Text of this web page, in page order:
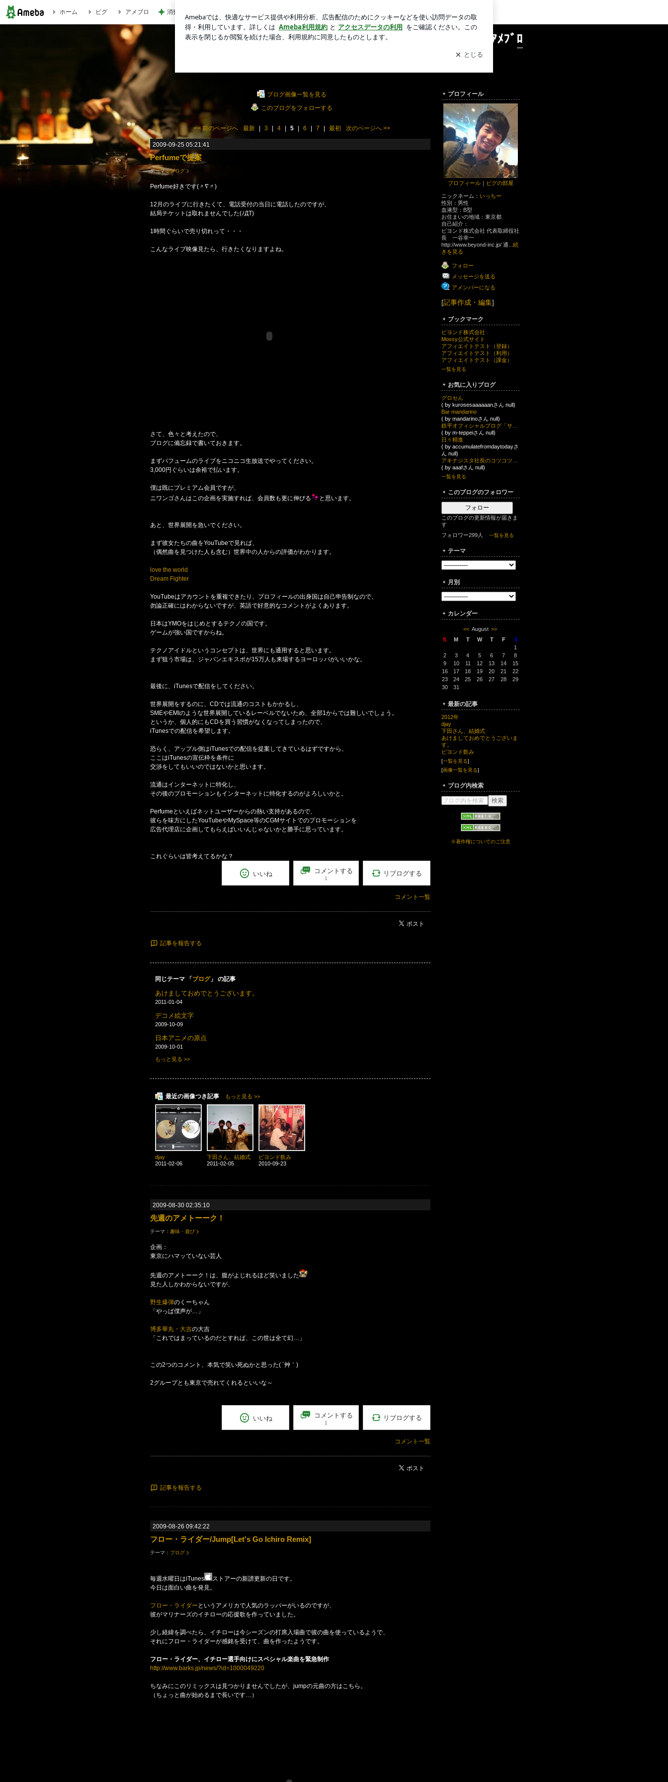
ホーム ピグ アメブロ 消費に困りペーストにしたバジル
いっちーｱﾒﾌﾞﾛ
***
プロフィール
プロフィール ｜ ピグの部屋
ニックネーム： いっちー
性別： 男性
血液型： B型
お住まいの地域： 東京都
自己紹介：
ビヨンド株式会社 代表取締役社
長 一谷幸一
http://www.beyond-inc.jp/ 通... 続
きを見る
フォロー
メッセージを送る
アメンバーになる
[記事作成・編集]
ブックマーク
ビヨンド株式会社
Mossy公式サイト
アフィエイトテスト（登録）
アフィエイトテスト（利用）
アフィエイトテスト（課金）
一覧を見る
お気に入りブログ
グロセん
( by kurosesaaaaaanさん null)
Bar mandarino
( by mandarinoさん null)
( by m-teppeiさん null)
日々精進
( by accumulatefromdaytodayさ
ん null)
( by aaafさん null)
一覧を見る
このブログのフォロワー
フォロー
このブログの更新情報が届きま
す
フォロワー299人
一覧を見る
テーマ
月別
カレンダー
<< August >>
S
M T W T F
S
1
2
3 4 5 6 7
8
9
10 11 12 13 14
15
16
17 18 19 20 21
22
23
24 25 26 27 28
29
30
31
最新の記事
2012年
djay
下田さん、結婚式
あけましておめでとうございま
す。
ビヨンド飲み
[一覧を見る]
[画像一覧を見る]
ブログ内検索
※著作権についてのご注意
ブログ画像一覧を見る
このブログをフォローする
<<前のページへ 最新 3 4 5 6 7 最初 次のページへ>>
2009-09-25 05:21:41
Perfumeで提案
テーマ：ブログ
Perfume好きです(〃∇〃)
12月のライブに行きたくて、電話受付の当日に電話したのですが、
結局チケットは取れませんでした(ﾉДT)
1時間ぐらいで売り切れって・・・
こんなライブ映像見たら、行きたくなりますよね。
さて、色々と考えたので、
ブログに備忘録で書いておきます。
まずパフュームのライブをニコニコ生放送でやってください。
3,000円ぐらいは余裕で払います。
僕は既にプレミアム会員ですが、
ニワンゴさんはこの企画を実施すれば、会員数も更に伸びる
と思います。
あと、世界展開を急いでください。
まず彼女たちの曲をYouTubeで見れば、
（偶然曲を見つけた人も含む）世界中の人からの評価がわかります。
love the world
Dream Fighter
YouTubeはアカウントを重複できたり、プロフィールの出身国は自己申告制なので、
勿論正確にはわからないですが、英語で好意的なコメントがよくあります。
日本はYMOをはじめとするテクノの国です。
ゲームが強い国ですからね。
テクノアイドルというコンセプトは、世界にも通用すると思います。
まず狙う市場は、ジャパンエキスポが15万人も来場するヨーロッパがいいかな。
最後に、iTunesで配信をしてください。
世界展開をするのに、CDでは流通のコストもかかるし、
SMEやEMIのような世界展開しているレーベルでないため、全部1からでは難しいでしょう。
というか、個人的にもCDを買う習慣がなくなってしまったので、
iTunesでの配信を希望します。
恐らく、アップル側はiTunesでの配信を提案してきているはずですから、
ここはiTunesの宣伝枠を条件に
交渉をしてもいいのではないかと思います。
流通はインターネットに特化し、
その後のプロモーションもインターネットに特化するのがよろしいかと。
Perfumeといえばネットユーザーからの熱い支持があるので、
彼らを味方にしたYouTubeやMySpace等のCGMサイトでのプロモーションを
広告代理店に企画してもらえばいいんじゃないかと勝手に思っています。
これぐらいは皆考えてるかな？
いいね コメントする
1
リブログする
コメント一覧
ポスト
記事を報告する
同じテーマ 「 ブログ」 の記事
あけましておめでとうございます。
2011-01-04
デコメ絵文字
2009-10-09
日本アニメの原点
2009-10-01
もっと見る >>
最近の画像つき記事 もっと見る >>
djay
2011-02-06
下田さん、結婚式
2011-02-05
ビヨンド飲み
2010-09-23
2009-08-30 02:35:10
先週のアメトーーク！
テーマ： 趣味・遊び
企画：
東京にハマッていない芸人
先週のアメトーーク！は、腹がよじれるほど笑いました
見た人しかわからないですが、
野生爆弾のくーちゃん
「やっぱ僕声が…」
博多華丸・大吉の大吉
「これではまっているのだとすれば、この世は全て幻…」
この2つのコメント、本気で笑い死ぬかと思った( ´艸｀)
2グループとも東京で売れてくれるといいな～
いいね コメントする
1
リブログする
コメント一覧
ポスト
記事を報告する
2009-08-26 09:42:22
フロー・ライダー/Jump[Let's Go Ichiro Remix]
テーマ： ブログ
毎週水曜日はiTunes
ストアーの新譜更新の日です。
今日は面白い曲を発見。
フロー・ライダー というアメリカで人気のラッパーがいるのですが、
彼がマリナーズのイチローの応援歌を作っていました。
少し経緯を調べたら、イチローは今シーズンの打席入場曲で彼の曲を使っているようで、
それにフロー・ライダーが感銘を受けて、曲を作ったようです。
フロー・ライダー、イチロー選手向けにスペシャル楽曲を緊急制作
http://www.barks.jp/news/?id=1000049220
ちなみにこのリミックスは見つかりませんでしたが、jumpの元曲の方はこちら。
（ちょっと曲が始めるまで長いです…）